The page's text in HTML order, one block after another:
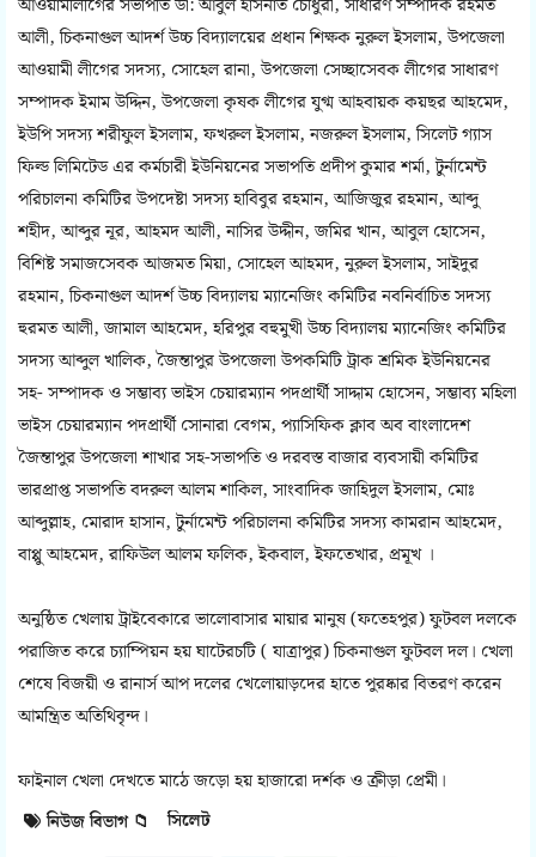
আওয়ামীলীগের সভাপতি ডা: আবুল হাসনাত চৌধুরী, সাধারণ সম্পাদক রহমত
আলী, চিকনাগুল আদর্শ উচ্চ বিদ্যালয়ের প্রধান শিক্ষক নুরুল ইসলাম, উপজেলা
আওয়ামী লীগের সদস্য, সোহেল রানা, উপজেলা সেচ্ছাসেবক লীগের সাধারণ
সম্পাদক ইমাম উদ্দিন, উপজেলা কৃষক লীগের যুগ্ম আহবায়ক কয়ছর আহমেদ,
ইউপি সদস্য শরীফুল ইসলাম, ফখরুল ইসলাম, নজরুল ইসলাম, সিলেট গ্যাস
ফিল্ড লিমিটেড এর কর্মচারী ইউনিয়নের সভাপতি প্রদীপ কুমার শর্মা, টুর্নামেন্ট
পরিচালনা কমিটির উপদেষ্টা সদস্য হাবিবুর রহমান, আজিজুর রহমান, আব্দু
শহীদ, আব্দুর নূর, আহমদ আলী, নাসির উদ্দীন, জমির খান, আবুল হোসেন,
বিশিষ্ট সমাজসেবক আজমত মিয়া, সোহেল আহমদ, নুরুল ইসলাম, সাইদুর
রহমান, চিকনাগুল আদর্শ উচ্চ বিদ্যালয় ম্যানেজিং কমিটির নবনির্বাচিত সদস্য
হুরমত আলী, জামাল আহমেদ, হরিপুর বহুমুখী উচ্চ বিদ্যালয় ম্যানেজিং কমিটির
সদস্য আব্দুল খালিক, জৈন্তাপুর উপজেলা উপকমিটি ট্রাক শ্রমিক ইউনিয়নের
সহ- সম্পাদক ও সম্ভাব্য ভাইস চেয়ারম্যান পদপ্রার্থী সাদ্দাম হোসেন, সম্ভাব্য মহিলা
ভাইস চেয়ারম্যান পদপ্রার্থী সোনারা বেগম, প্যাসিফিক ক্লাব অব বাংলাদেশ
জৈন্তাপুর উপজেলা শাখার সহ-সভাপতি ও দরবস্ত বাজার ব্যবসায়ী কমিটির
ভারপ্রাপ্ত সভাপতি বদরুল আলম শাকিল, সাংবাদিক জাহিদুল ইসলাম, মোঃ
আব্দুল্লাহ, মোরাদ হাসান, টুর্নামেন্ট পরিচালনা কমিটির সদস্য কামরান আহমেদ,
বাপ্পু আহমেদ, রাফিউল আলম ফলিক, ইকবাল, ইফতেখার, প্রমূখ ।
অনুষ্ঠিত খেলায় ট্রাইবেকারে ভালোবাসার মায়ার মানুষ (ফতেহপুর) ফুটবল দলকে
পরাজিত করে চ্যাম্পিয়ন হয় ঘাটেরচটি ( যাত্রাপুর) চিকনাগুল ফুটবল দল। খেলা
শেষে বিজয়ী ও রানার্স আপ দলের খেলোয়াড়দের হাতে পুরষ্কার বিতরণ করেন
আমন্ত্রিত অতিথিবৃন্দ।
ফাইনাল খেলা দেখতে মাঠে জড়ো হয় হাজারো দর্শক ও ক্রীড়া প্রেমী।
নিউজ বিভাগ 📁 সিলেট